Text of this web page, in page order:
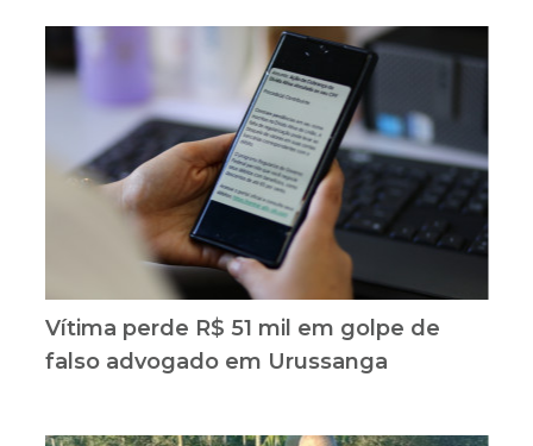
Vítima perde R$ 51 mil em golpe de
falso advogado em Urussanga